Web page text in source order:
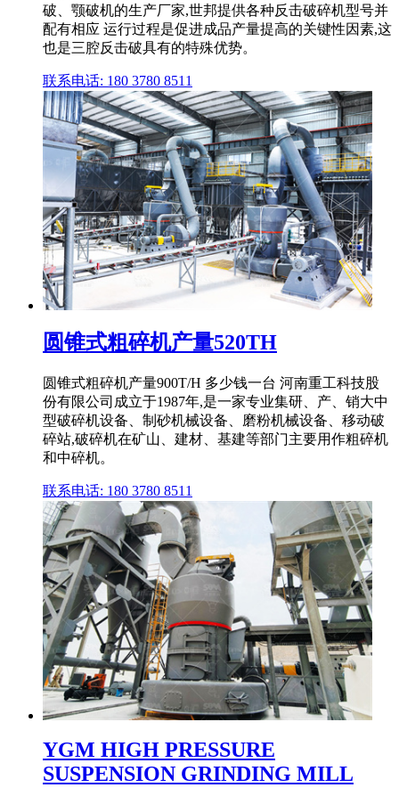
破、颚破机的生产厂家,世邦提供各种反击破碎机型号并
配有相应 运行过程是促进成品产量提高的关键性因素,这
也是三腔反击破具有的特殊优势。
联系电话: 180 3780 8511
圆锥式粗碎机产量520TH
圆锥式粗碎机产量900T/H 多少钱一台 河南重工科技股
份有限公司成立于1987年,是一家专业集研、产、销大中
型破碎机设备、制砂机械设备、磨粉机械设备、移动破
碎站,破碎机在矿山、建材、基建等部门主要用作粗碎机
和中碎机。
联系电话: 180 3780 8511
YGM HIGH PRESSURE
SUSPENSION GRINDING MILL